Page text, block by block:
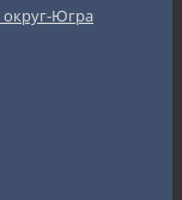
Югра